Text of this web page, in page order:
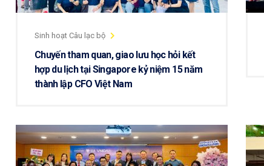
Sinh hoạt Câu lạc bộ
Chuyến tham quan, giao lưu học hỏi kết
hợp du lịch tại Singapore kỷ niệm 15 năm
thành lập CFO Việt Nam